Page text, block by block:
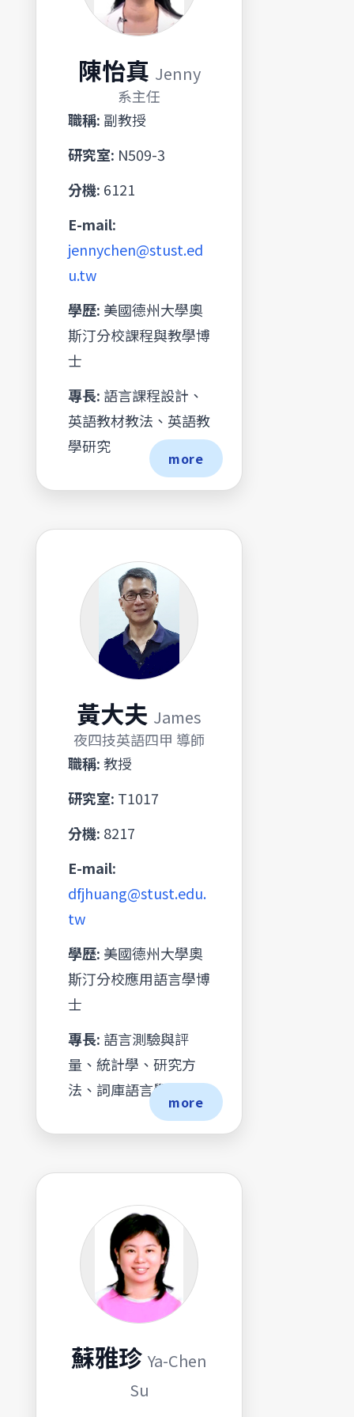
陳怡真 Jenny
系主任
職稱: 副教授
研究室: N509-3
分機: 6121
E-mail:
jennychen@stust.ed
u.tw
學歷: 美國德州大學奧
斯汀分校課程與教學博
士
專長: 語言課程設計、
英語教材教法、英語教
學研究
more
黃大夫 James
夜四技英語四甲 導師
職稱:教授
研究室: T1017
分機: 8217
E-mail:
dfjhuang@stust.edu.
tw
學歷: 美國德州大學奧
斯汀分校應用語言學博
士
專長: 語言測驗與評
量、統計學、研究方
法、詞庫語言學
more
蘇雅珍 Ya-Chen
Su